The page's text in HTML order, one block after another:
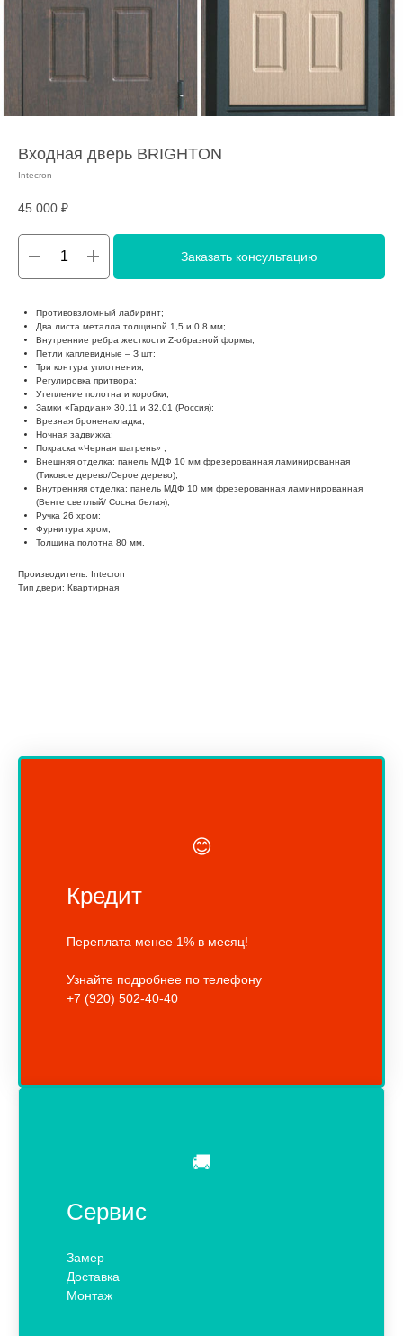
Входная дверь BRIGHTON
Intecron
45 000 ₽
Заказать консультацию
Противовзломный лабиринт;
Два листа металла толщиной 1,5 и 0,8 мм;
Внутренние ребра жесткости Z-образной формы;
Петли каплевидные – З шт;
Три контура уплотнения;
Регулировка притвора;
Утепление полотна и коробки;
Замки «Гардиан» 30.11 и 32.01 (Россия);
Врезная броненакладка;
Ночная задвижка;
Покраска «Черная шагрень» ;
Внешняя отделка: панель МДФ 10 мм фрезерованная ламинированная
(Тиковое дерево/Серое дерево);
Внутренняя отделка: панель МДФ 10 мм фрезерованная ламинированная
(Венге светлый/ Сосна белая);
Ручка 26 хром;
Фурнитура хром;
Толщина полотна 80 мм.
Производитель: Intecron
Тип двери: Квартирная
😊
Кредит
Переплата менее 1% в месяц!
Узнайте подробнее по телефону
+7 (920) 502-40-40
🚚
Сервис
Замер
Доставка
Монтаж